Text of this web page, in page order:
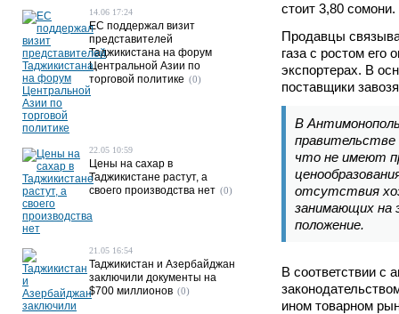
стоит 3,80 сомони.
Продавцы
газа с ростом его
экспортерах. В
поставщики
В
что не имеют
отсутствия
занимающих на
положение.
В соответствии с
ином товарном
14.06 17:24
ЕС поддержал визит
представителей
Таджикистана на форум
Центральной Азии по
торговой политике (0)
22.05 10:59
Цены на сахар в
Таджикистане растут, а
своего производства нет (0)
21.05 16:54
Таджикистан и Азербайджан
заключили документы на
$700 миллионов (0)